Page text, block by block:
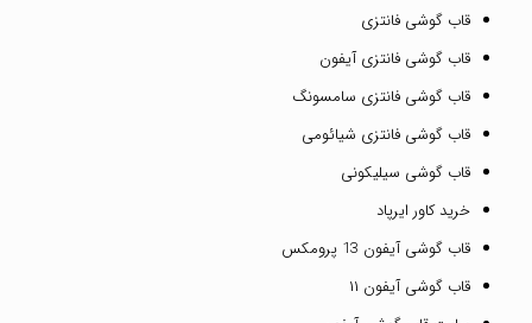
قاب گوشی فانتزی
قاب گوشی فانتزی آیفون
قاب گوشی فانتزی سامسونگ
قاب گوشی فانتزی شیائومی
قاب گوشی سیلیکونی
خرید کاور ایرپاد
قاب گوشی آیفون 13 پرومکس
قاب گوشی آیفون ۱۱